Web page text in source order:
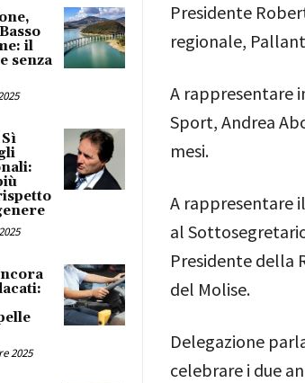
il
senza
2025
Presidente
regionale,
A rappresentare
Sport, Andrea
mesi.
A rappresentare
al
Presidente della
del Molise.
Delegazione
celebrare i due